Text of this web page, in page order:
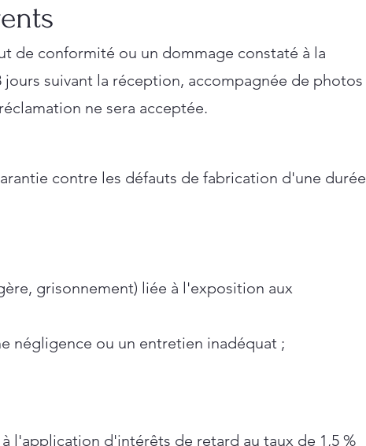
de conformité ou un dommage constaté à la
suivant la réception, accompagnée de photos
ne sera acceptée.
contre les défauts de fabrication d'une durée
grisonnement) liée à l'exposition aux
négligence ou un entretien inadéquat ;
l'application d'intérêts de retard au taux de 1,5 %